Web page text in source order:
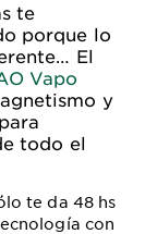
te
porque lo
El
Vapo
y
todo el
te da 48 hs
con